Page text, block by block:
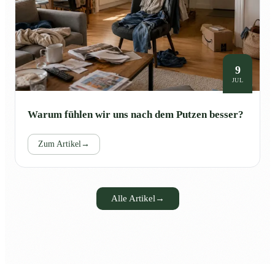
9
JUL
Warum fühlen wir uns nach dem Putzen besser?
Zum Artikel→
Alle Artikel→